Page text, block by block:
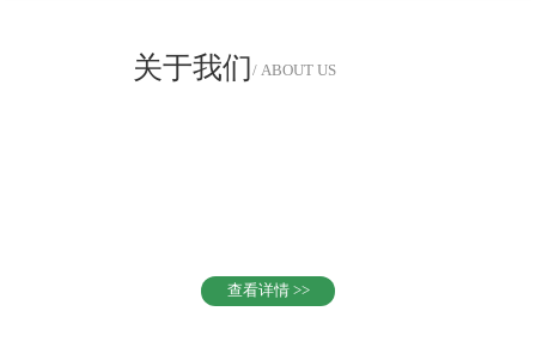
关于我们/ ABOUT US
查看详情 >>